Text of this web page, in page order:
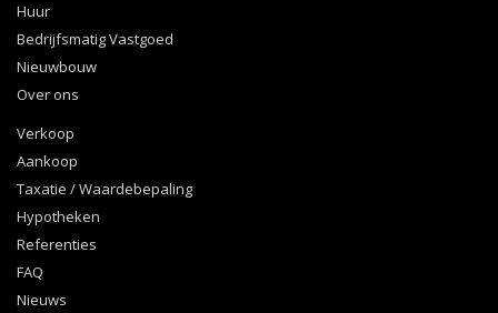
Huur
Bedrijfsmatig Vastgoed
Nieuwbouw
Over ons
Verkoop
Aankoop
Taxatie / Waardebepaling
Hypotheken
Referenties
FAQ
Nieuws